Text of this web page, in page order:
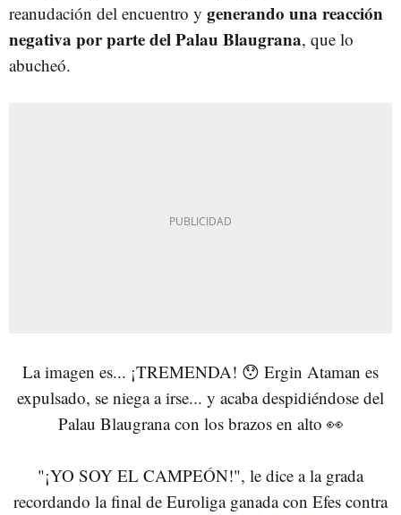
reanudación del encuentro y generando una reacción
negativa por parte del Palau Blaugrana, que lo
abucheó.
La imagen es... ¡TREMENDA! 😯 Ergin Ataman es
expulsado, se niega a irse... y acaba despidiéndose del
Palau Blaugrana con los brazos en alto 👀
"¡YO SOY EL CAMPEÓN!", le dice a la grada
recordando la final de Euroliga ganada con Efes contra